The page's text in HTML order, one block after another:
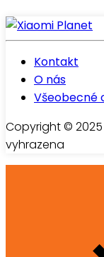
Kontakt
O nás
Všeobecné
Copyright ©
vyhrazena